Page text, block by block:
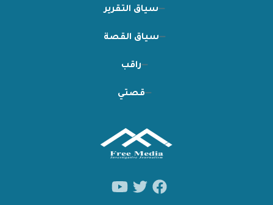
سياق التقرير
سياق القصة
راقب
قصتي